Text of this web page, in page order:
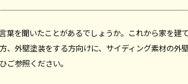
葉を聞いたことがあるでしょうか。これから家を建
、外壁塗装をする方向けに、サイディング素材の
ご参照ください。